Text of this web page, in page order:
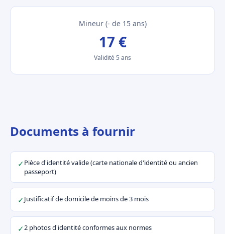
Mineur (- de 15 ans)
17 €
Validité 5 ans
Documents à fournir
✓ Pièce d'identité valide (carte nationale d'identité ou ancien
passeport)
✓Justificatif de domicile de moins de 3 mois
✓2 photos d'identité conformes aux normes